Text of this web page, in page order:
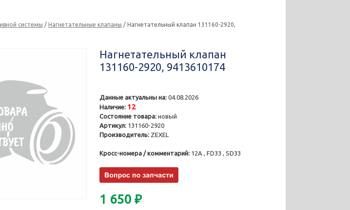
системы /Нагнетательные клапаны / Нагнетательный клапан 131160-2920,
Нагнетательный клапан
131160-2920, 9413610174
Данные актуальны на: 04.08.2026
Наличие: 12
Состояние товара: новый
Артикул: 131160-2920
Производитель: ZEXEL
Кросс-номера / комментарий: 12A , FD33 , SD33
1 650₽